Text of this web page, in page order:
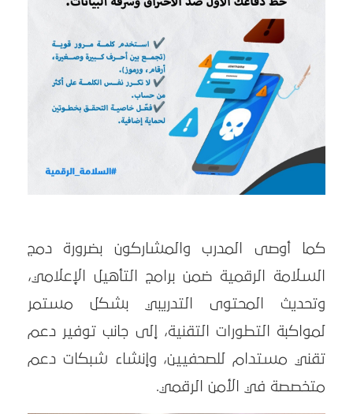
كما أوصى المدرب والمشاركون بضرورة دمج
السلامة الرقمية ضمن برامج التأهيل الإعلامي،
وتحديث المحتوى التدريبي بشكل مستمر
لمواكبة التطورات التقنية، إلى جانب توفير دعم
تقني مستدام للصحفيين، وإنشاء شبكات دعم
متخصصة في الأمن الرقمي.